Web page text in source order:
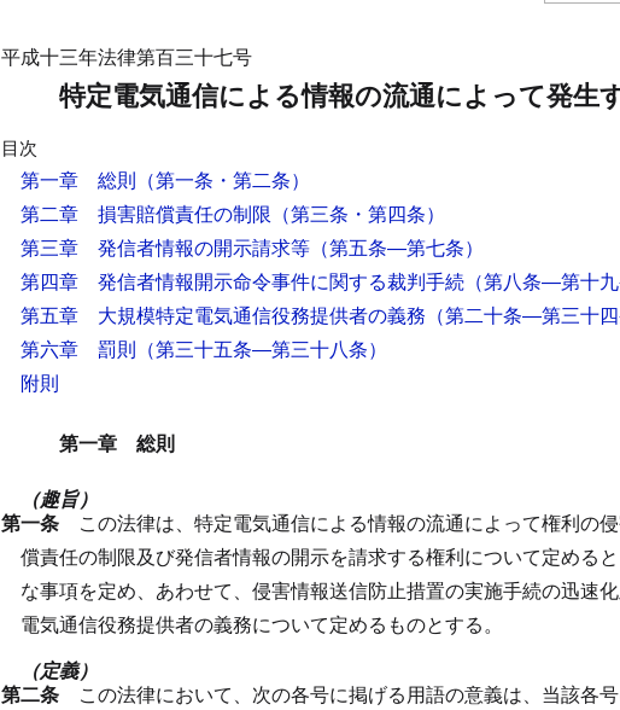
平成十三年法律第百三十七号
特定電気通信による情報の流通によって発生
目次
第一章 総則 （第一条・第二条）
第二章 損害賠償責任の制限 （第三条・第四条）
第三章 発信者情報の開示請求等 （第五条―第七条）
第四章 発信者情報開示命令事件に関する裁判手続 （第八条―第十九
第五章 大規模特定電気通信役務提供者の義務 （第二十条―第三十四
第六章 罰則 （第三十五条―第三十八条）
附則
第一章 総則
（趣旨）
第一条 この法律は、特定電気通信による情報の流通によって権利の
償責任の制限及び発信者情報の開示を請求する権利について定める
な事項を定め、あわせて、侵害情報送信防止措置の実施手続の迅速
電気通信役務提供者の義務について定めるものとする。
（定義）
第二条 この法律において、次の各号に掲げる用語の意義は、当該各号